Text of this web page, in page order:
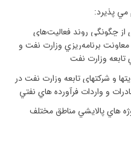
مي پذيرد:
از چگونگي روند فعاليت‌هاي
برنامه‌ريزي وزارت نفت و
تابعه وزارت نفت
و شركت‏هاي تابعه وزارت نفت در
و واردات فرآورده هاي نفتي
هاي پالايشي مناطق مختلف